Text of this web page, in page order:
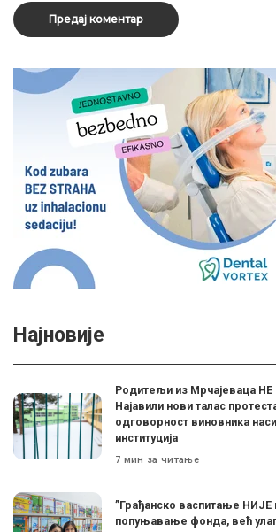
Најновије
Родитељи из Мрчајеваца
Најавили нови талас
одговорност виновника
институција
7 мин за читање
”Грађанско васпитање
попуњавање фонда, већ